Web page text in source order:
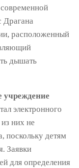
Драгана
расположенный
дышать
учреждение
электронного
них не
поскольку детям
Заявки
для определения